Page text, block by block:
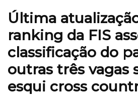
Última
ranking da FIS
classificação do
outras três vagas
esqui cross